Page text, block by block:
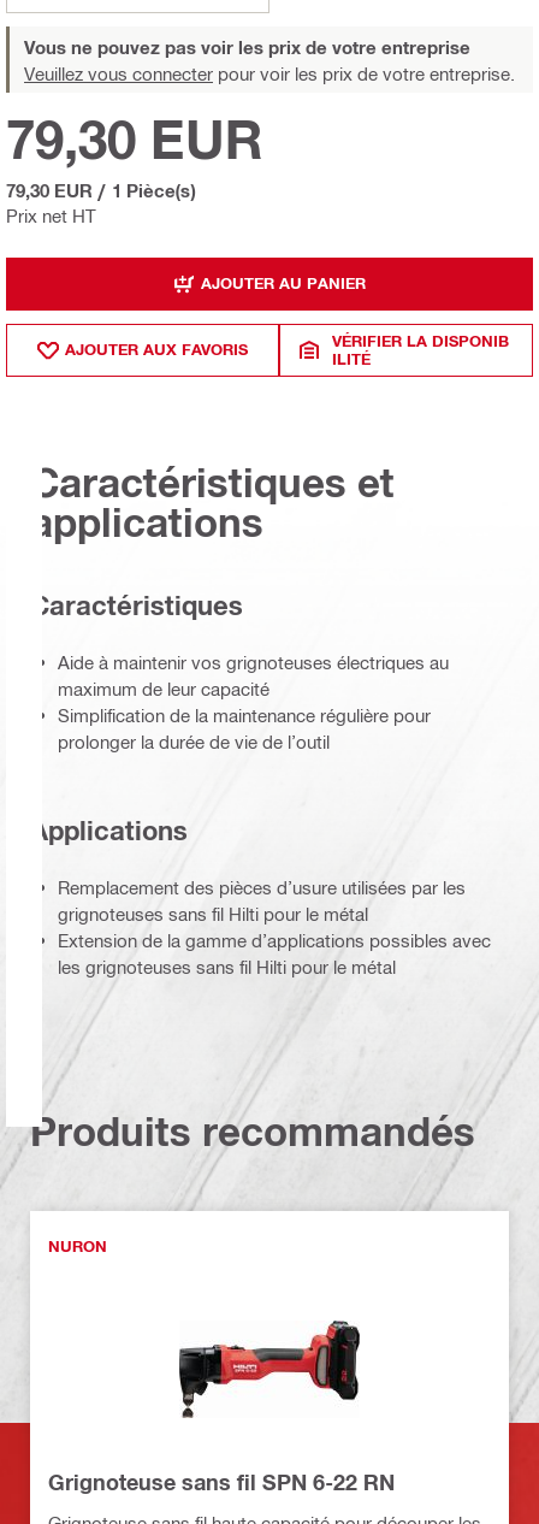
Vous ne pouvez pas voir les prix de votre entreprise
Veuillez vous connecter pour voir les prix de votre entreprise.
Prix net HT
79,30 EUR
79,30 EUR / 1 Pièce(s)
AJOUTER AU PANIER
AJOUTER AUX FAVORIS
VÉRIFIER LA DISPONIB
ILITÉ
Caractéristiques et
applications
Caractéristiques
Aide à maintenir vos grignoteuses électriques au
maximum de leur capacité
Simplification de la maintenance régulière pour
prolonger la durée de vie de l’outil
Applications
Remplacement des pièces d’usure utilisées par les
grignoteuses sans fil Hilti pour le métal
Extension de la gamme d’applications possibles avec
les grignoteuses sans fil Hilti pour le métal
Produits recommandés
NURON
Grignoteuse sans fil SPN 6-22 RN